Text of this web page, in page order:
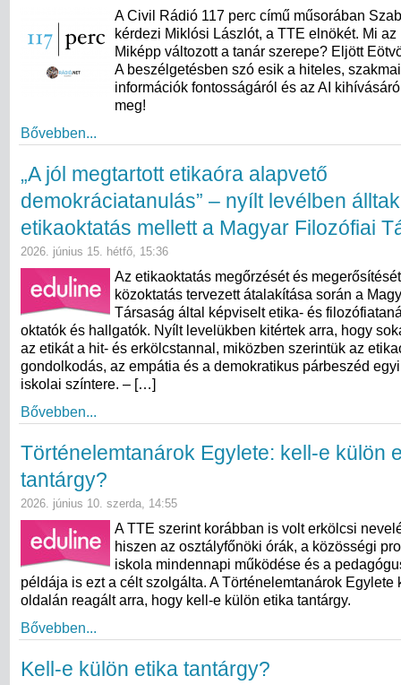
A Civil Rádió 117 perc című műsorában
kérdezi Miklósi Lászlót, a TTE elnökét. Mi
Miképp változott a tanár szerepe? Eljött
A beszélgetésben szó esik a hiteles,
információk fontosságáról és az AI
meg!
Bővebben...
„A jól megtartott etikaóra alapvető
demokráciatanulás” – nyílt levélben
etikaoktatás mellett a Magyar Filozófiai
2026. június 15. hétfő, 15:36
Az etikaoktatás megőrzését és
közoktatás tervezett átalakítása során a
Társaság által képviselt etika- és
oktatók és hallgatók. Nyílt levelükben kitértek arra, hogy
az etikát a hit- és erkölcstannal, miközben szerintük az
gondolkodás, az empátia és a demokratikus párbeszéd
iskolai színtere. – […]
Bővebben...
Történelemtanárok Egylete: kell-e külön
tantárgy?
2026. június 10. szerda, 14:55
A TTE szerint korábban is volt erkölcsi
hiszen az osztályfőnöki órák, a közösségi
iskola mindennapi működése és a
példája is ezt a célt szolgálta. A Történelemtanárok Egylete
oldalán reagált arra, hogy kell-e külön etika tantárgy.
Bővebben...
Kell-e külön etika tantárgy?